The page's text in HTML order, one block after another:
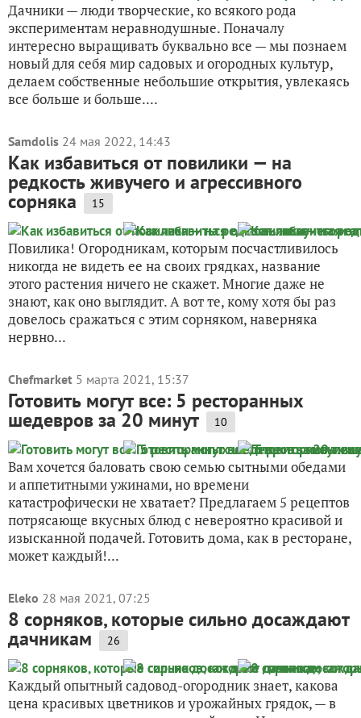
Дачники — люди творческие, ко всякого рода
экспериментам неравнодушные. Поначалу
интересно выращивать буквально все — мы познаем
новый для себя мир садовых и огородных культур,
делаем собственные небольшие открытия, увлекаясь
все больше и больше....
Samdolis 24 мая 2022, 14:43
Как избавиться от повилики — на
редкость живучего и агрессивного
сорняка 15
Повилика! Огородникам, которым посчастливилось
никогда не видеть ее на своих грядках, название
этого растения ничего не скажет. Многие даже не
знают, как оно выглядит. А вот те, кому хотя бы раз
довелось сражаться с этим сорняком, наверняка
нервно...
Chefmarket 5 марта 2021, 15:37
Готовить могут все: 5 ресторанных
шедевров за 20 минут 10
Вам хочется баловать свою семью сытными обедами
и аппетитными ужинами, но времени
катастрофически не хватает? Предлагаем 5 рецептов
потрясающе вкусных блюд с невероятно красивой и
изысканной подачей. Готовить дома, как в ресторане,
может каждый!...
Eleko 28 мая 2021, 07:25
8 сорняков, которые сильно досаждают
дачникам 26
Каждый опытный садовод-огородник знает, какова
цена красивых цветников и урожайных грядок, — в